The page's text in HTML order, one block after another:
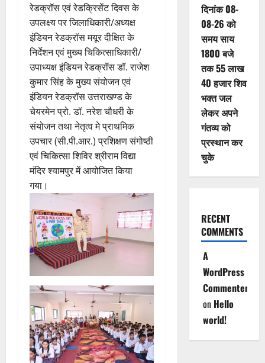
रेडक्रॉस एवं रेडक्रिसेंट दिवस के
उपलक्ष्य पर जिलाधिकारी/अध्यक्ष
इंडियन रेडक्रॉस मयूर दीक्षित के
निर्देशन एवं मुख्य चिकित्साधिकारी/
उपाध्यक्ष इंडियन रेडक्रॉस डॉ. राजेश
कुमार सिंह के मुख्य संयोजन एवं
इंडियन रेडक्रॉस उत्तराखण्ड के
चेयरमेन प्रो. डॉ. नरेश चौधरी के
संयोजन तथा नेतृत्व मे प्राथमिक
उपचार (सी.पी.आर.) प्रशिक्षण संगोष्ठी
एवं चिकित्सा शिविर श्रीराम विद्या
मंदिर श्यामपुर में आयोजित किया
गया।
दिनांक 08-
08-26 को
समय साय
1800 बजे
तक 55 लाख
40 हजार शिव
भक्त जल
लेकर अपने
गंतव्य को
प्रस्थान कर
चुके
RECENT
COMMENTS
A
WordPress
Commenter
on Hello
world!